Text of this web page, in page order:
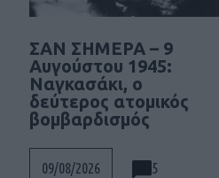
ΣΑΝ ΣΗΜΕΡΑ – 9
Αυγούστου 1945:
Ναγκασάκι, ο
δεύτερος ατομικός
βομβαρδισμός
09/08/2026 5